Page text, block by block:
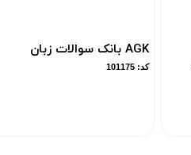
AGK بانک سوالات زبان
کد: 101175